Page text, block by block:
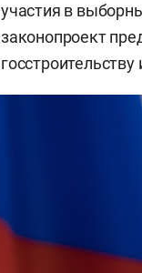
участия в
законопроект